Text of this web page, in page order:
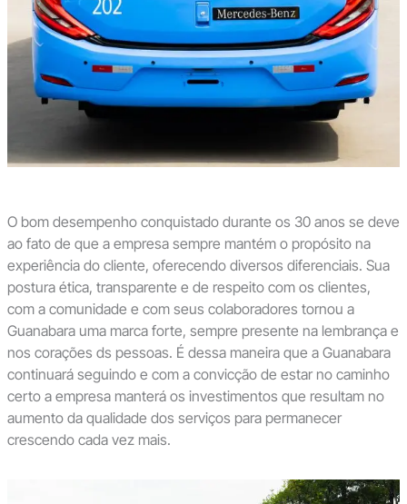
O bom desempenho conquistado durante os 30 anos se deve
ao fato de que a empresa sempre mantém o propósito na
experiência do cliente, oferecendo diversos diferenciais. Sua
postura ética, transparente e de respeito com os clientes,
com a comunidade e com seus colaboradores tornou a
Guanabara uma marca forte, sempre presente na lembrança e
nos corações ds pessoas. É dessa maneira que a Guanabara
continuará seguindo e com a convicção de estar no caminho
certo a empresa manterá os investimentos que resultam no
aumento da qualidade dos serviços para permanecer
crescendo cada vez mais.